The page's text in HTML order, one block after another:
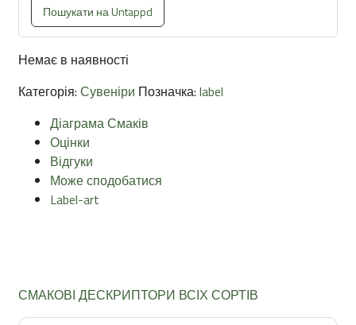
Пошукати на Untappd
Немає в наявності
Категорія: Сувеніри Позначка: label
Діаграма Смаків
Оцінки
Відгуки
Може сподобатися
Label-art
СМАКОВІ ДЕСКРИПТОРИ ВСІХ СОРТІВ